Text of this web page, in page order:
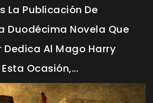
La Publicación De
Duodécima Novela Que
Dedica Al Mago Harry
Ocasión,...